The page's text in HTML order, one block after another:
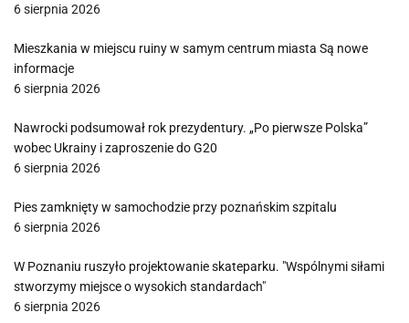
6 sierpnia 2026
Mieszkania w miejscu ruiny w samym centrum miasta Są nowe
informacje
6 sierpnia 2026
Nawrocki podsumował rok prezydentury. „Po pierwsze Polska”
wobec Ukrainy i zaproszenie do G20
6 sierpnia 2026
Pies zamknięty w samochodzie przy poznańskim szpitalu
6 sierpnia 2026
W Poznaniu ruszyło projektowanie skateparku. "Wspólnymi siłami
stworzymy miejsce o wysokich standardach"
6 sierpnia 2026